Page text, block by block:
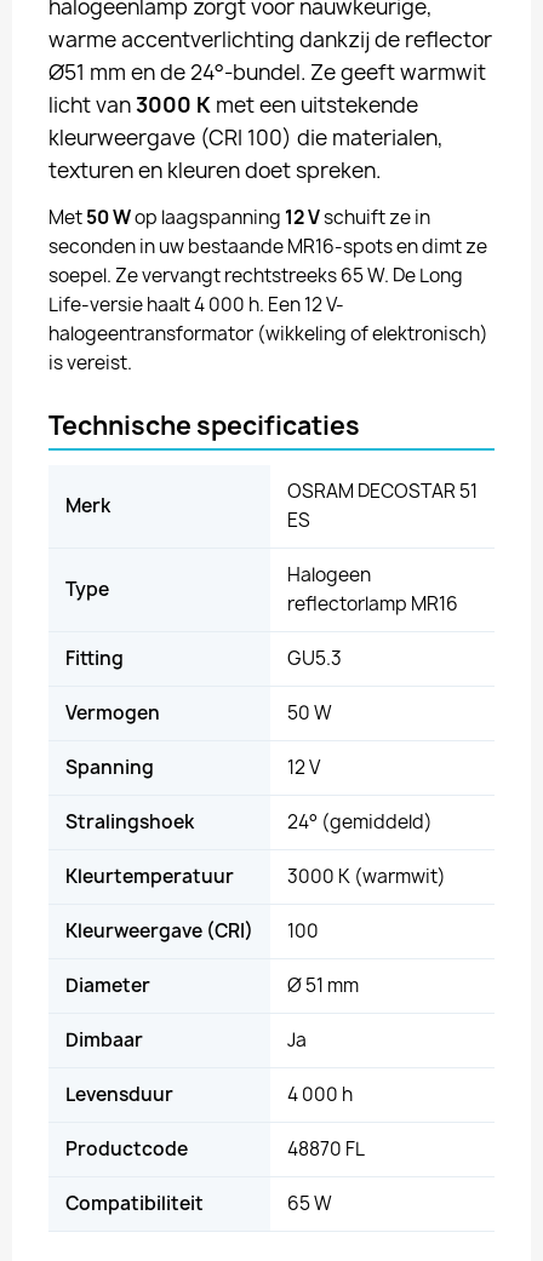
halogeenlamp zorgt voor nauwkeurige,
warme accentverlichting dankzij de reflector
Ø51 mm en de 24°-bundel. Ze geeft warmwit
licht van3000 K met een uitstekende
kleurweergave (CRI 100) die materialen,
texturen en kleuren doet spreken.
Met50 Wop laagspanning 12 Vschuift ze in
seconden in uw bestaande MR16-spots en dimt ze
soepel. Ze vervangt rechtstreeks 65 W. De Long
Life-versie haalt 4 000 h. Een 12 V-
halogeentransformator (wikkeling of elektronisch)
is vereist.
Technische specificaties
Merk
OSRAM DECOSTAR 51
ES
Type
Halogeen
reflectorlamp MR16
Fitting GU5.3
Vermogen 50 W
Spanning 12 V
Stralingshoek 24° (gemiddeld)
Kleurtemperatuur 3000 K (warmwit)
Kleurweergave (CRI) 100
Diameter Ø 51 mm
Dimbaar Ja
Levensduur 4 000 h
Productcode 48870 FL
Compatibiliteit 65 W